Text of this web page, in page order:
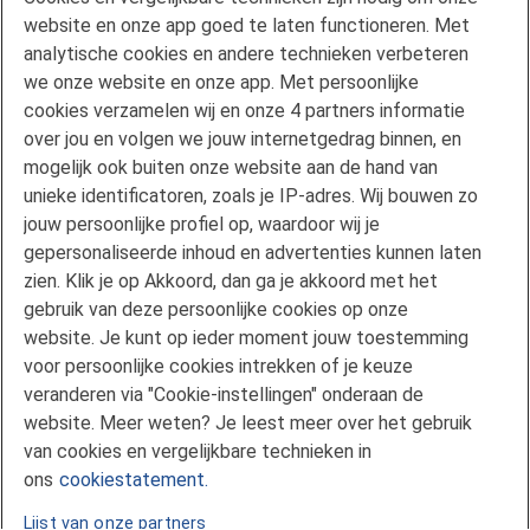
Hypotheekvormen
Maximale hypotheek
Renteoverzicht
Mijn situatie wijzigt
Duurzaam wonen
mijnFlorius
Nieuwsbrieven
Pers
Vind een adviseur
Verwachting hypotheekrente
Service en Contact
Voorwaarden en formulieren
Klachtenregeling
Veelgestelde vragen
website en onze app goed te laten functioneren. Met
analytische cookies en andere technieken verbeteren
we onze website en onze app. Met persoonlijke
cookies verzamelen wij en onze 4 partners informatie
over jou en volgen we jouw internetgedrag binnen, en
mogelijk ook buiten onze website aan de hand van
unieke identificatoren, zoals je IP-adres. Wij bouwen zo
jouw persoonlijke profiel op, waardoor wij je
gepersonaliseerde inhoud en advertenties kunnen laten
zien. Klik je op Akkoord, dan ga je akkoord met het
gebruik van deze persoonlijke cookies op onze
website. Je kunt op ieder moment jouw toestemming
voor persoonlijke cookies intrekken of je keuze
veranderen via "Cookie-instellingen" onderaan de
website. Meer weten? Je leest meer over het gebruik
van cookies en vergelijkbare technieken in
ons cookiestatement.
Lijst van onze partners